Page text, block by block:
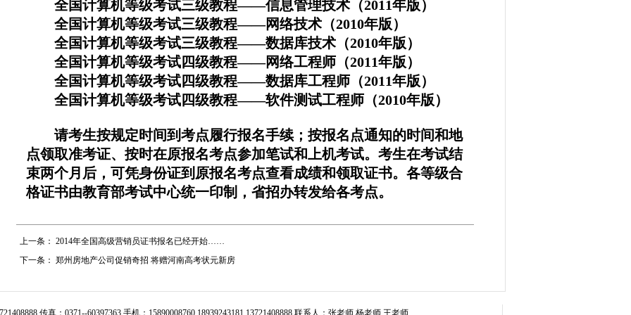
全国计算机等级考试三级教程——信息管理技术（2011年版）
全国计算机等级考试三级教程——网络技术（2010年版）
全国计算机等级考试三级教程——数据库技术（2010年版）
全国计算机等级考试四级教程——网络工程师（2011年版）
全国计算机等级考试四级教程——数据库工程师（2011年版）
全国计算机等级考试四级教程——软件测试工程师（2010年版）
请考生按规定时间到考点履行报名手续；按报名点通知的时间和地
点领取准考证、按时在原报名考点参加笔试和上机考试。考生在考试结
束两个月后，可凭身份证到原报名考点查看成绩和领取证书。各等级合
格证书由教育部考试中心统一印制，省招办转发给各考点。
上一条： 2014年全国高级营销员证书报名已经开始……
下一条： 郑州房地产公司促销奇招 将赠河南高考状元新房
传真：0371--60397363 手机：15890008760 18939243181 13721408888 联系人：张老师 杨老师 王老师